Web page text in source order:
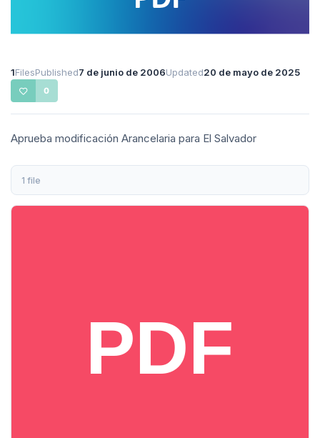
1FilesPublished7 de junio de 2006Updated20 de mayo de 2025
0
Aprueba modificación Arancelaria para El Salvador
1 file